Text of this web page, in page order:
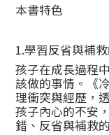
本書特色
1.學習反省與補
孩子在成長過程
該做的事情。《
理衝突與經歷，
孩子內心的不安
錯、反省與補救